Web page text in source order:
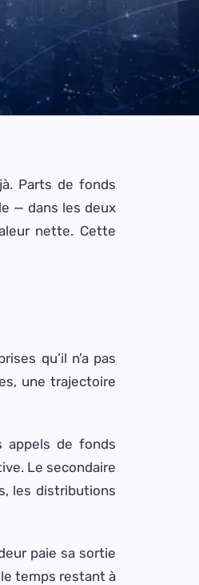
Parts de fonds
— dans les deux
nette. Cette
qu’il n’a pas
une trajectoire
appels de fonds
Le secondaire
les distributions
paie sa sortie
temps restant à